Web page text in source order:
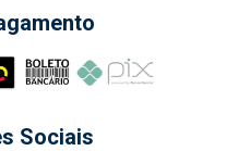
Sociais